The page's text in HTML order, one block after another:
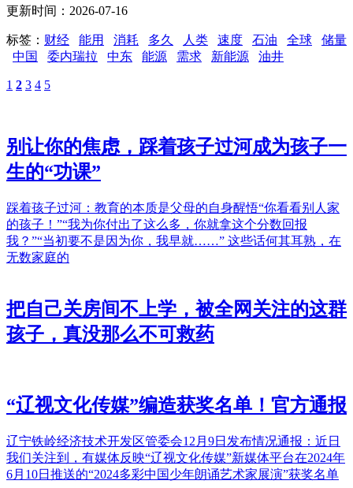
更新时间：2026-07-16
标签： 财经 能用 消耗 多久 人类 速度 石油 全球
储量
中国
委内瑞拉 中东 能源 需求 新能源 油井
1 2 3 4 5
别让你的焦虑，踩着孩子过河成为孩子一
生的“功课”
踩着孩子过河：教育的本质是父母的自身醒悟“你看看别人家
的孩子！”“我为你付出了这么多，你就拿这个分数回报
我？”“当初要不是因为你，我早就……” 这些话何其耳熟，在
无数家庭的
把自己关房间不上学，被全网关注的这群
孩子，真没那么不可救药
“辽视文化传媒”编造获奖名单！官方通报
辽宁铁岭经济技术开发区管委会12月9日发布情况通报：近日
我们关注到，有媒体反映“辽视文化传媒”新媒体平台在2024年
6月10日推送的“2024多彩中国少年朗诵艺术家展演”获奖名单